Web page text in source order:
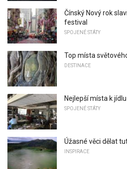
Čínský Nový rok
festival
SPOJENÉ STÁTY
Top místa
DESTINACE
Nejlepší místa k
SPOJENÉ STÁTY
Úžasné věci dělat
INSPIRACE